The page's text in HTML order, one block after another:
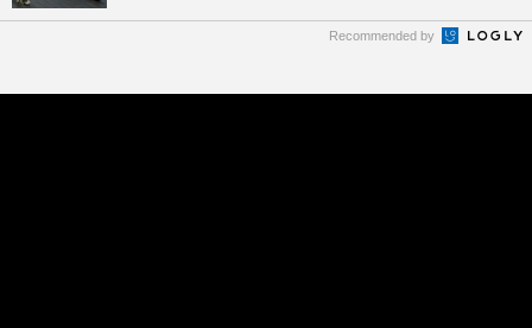
Recommended by